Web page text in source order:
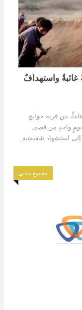
واستهدافٌ
المعتقلين الذين تمّت تصفيتهم (س)، 30 عاماً، من قرية حوايج
يومٍ واحدٍ من قصف
استشهاد شقيقتيه.
مجتمع مدني